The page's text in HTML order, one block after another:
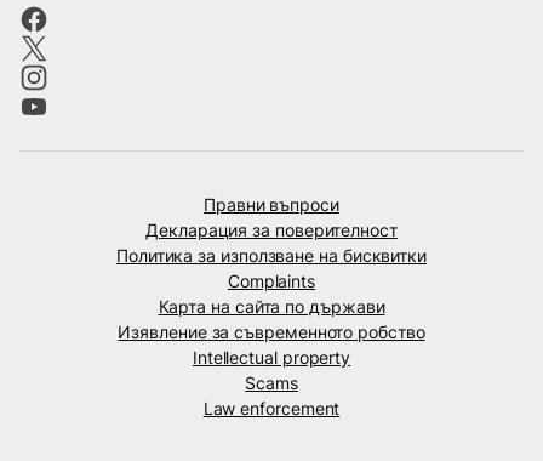
Правни въпроси
Декларация за поверителност
Политика за използване на бисквитки
Complaints
Карта на сайта по държави
Изявление за съвременното робство
Intellectual property
Scams
Law enforcement